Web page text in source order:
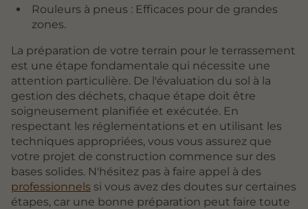
Rouleurs à pneus : Efficaces pour de grandes
zones.
La préparation de votre terrain pour le terrassement
est une étape fondamentale qui nécessite une
attention particulière. De l'évaluation du sol à la
gestion des déchets, chaque étape doit être
soigneusement planifiée et exécutée. En
respectant les réglementations et en utilisant les
techniques appropriées, vous vous assurez que
votre projet de construction commence sur des
bases solides. N'hésitez pas à faire appel à des
professionnels si vous avez des doutes sur certaines
étapes, car une bonne préparation peut faire toute